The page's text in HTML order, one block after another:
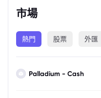
市場
熱門 股票 外匯
Palladium - Cash